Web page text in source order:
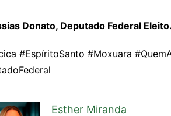
Donato, Deputado Federal Eleito.
#EspíritoSanto #Moxuara
Esther Miranda